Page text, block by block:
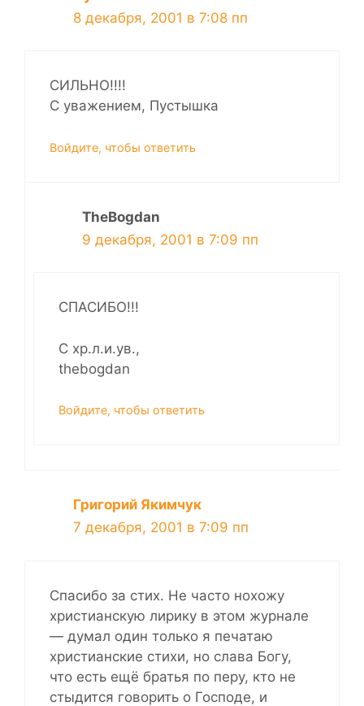
8 декабря, 2001 в 7:08 пп
СИЛЬНО!!!!
C уважением, Пустышка
Войдите, чтобы ответить
TheBogdan
9 декабря, 2001 в 7:09 пп
СПАСИБО!!!
С хр.л.и.ув.,
thebogdan
Войдите, чтобы ответить
Григорий Якимчук
7 декабря, 2001 в 7:09 пп
Спасибо за стих. Не часто нохожу
христианскую лирику в этом журнале
— думал один только я печатаю
христианские стихи, но слава Богу,
что есть ещё братья по перу, кто не
стыдится говорить о Господе, и